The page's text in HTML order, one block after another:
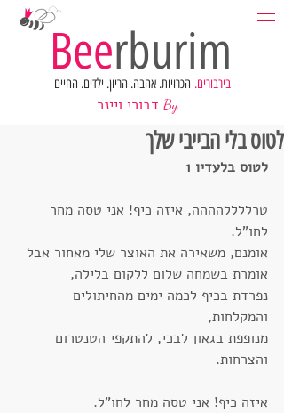
Beerburim
בירבורים. הכרויות. אהבה. הריון. ילדים. החיים
By
לטוס בלי הבייבי שלך
לטוס בלעדיו 1
טרללללהההה, איזה כיף! אני טסה מחר
לחו"ל.
אומנם, משאירה את האוצר שלי מאחור אבל
אומרת בשמחה שלום ללקום בלילה,
נפרדת בכיף לכמה ימים מהחיתולים
והמקלחות,
מנופפת בגאון לבכי, להתקפי הטנטרום
והצרחות.
איזה כיף! אני טסה מחר לחו"ל.